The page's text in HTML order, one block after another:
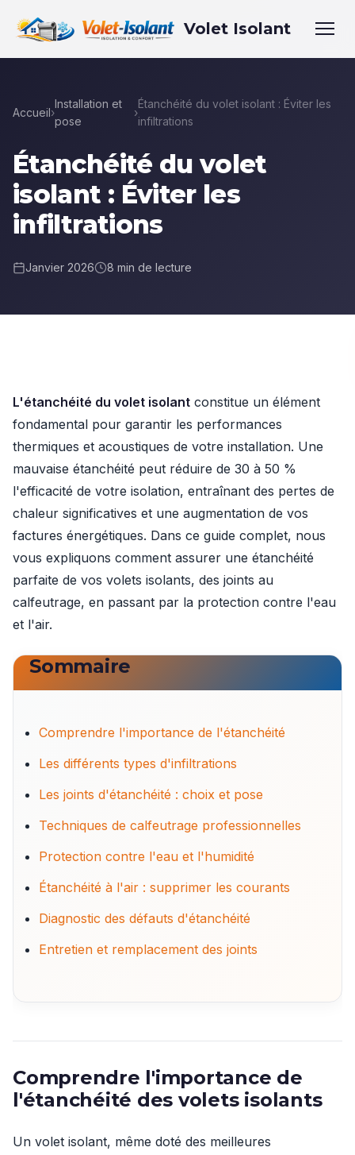
Volet Isolant
Accueil›
Installation et
pose
›
Étanchéité du volet isolant : Éviter les
infiltrations
Étanchéité du volet
isolant : Éviter les
infiltrations
Janvier 2026 8 min de lecture
L'étanchéité du volet isolant constitue un élément
fondamental pour garantir les performances
thermiques et acoustiques de votre installation. Une
mauvaise étanchéité peut réduire de 30 à 50 %
l'efficacité de votre isolation, entraînant des pertes de
chaleur significatives et une augmentation de vos
factures énergétiques. Dans ce guide complet, nous
vous expliquons comment assurer une étanchéité
parfaite de vos volets isolants, des joints au
calfeutrage, en passant par la protection contre l'eau
et l'air.
Sommaire
Comprendre l'importance de l'étanchéité
Les différents types d'infiltrations
Les joints d'étanchéité : choix et pose
Techniques de calfeutrage professionnelles
Protection contre l'eau et l'humidité
Étanchéité à l'air : supprimer les courants
Diagnostic des défauts d'étanchéité
Entretien et remplacement des joints
Comprendre l'importance de
l'étanchéité des volets isolants
Un volet isolant, même doté des meilleures